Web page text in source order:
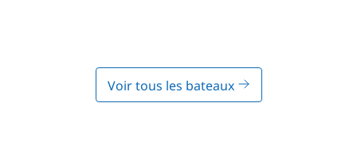
Voir tous les bateaux